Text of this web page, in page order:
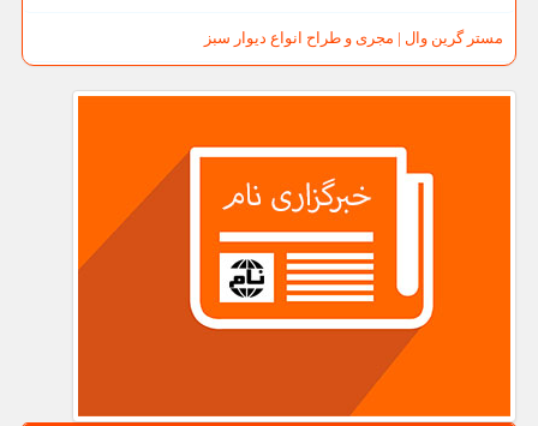
مستر گرین وال | مجری و طراح انواع دیوار سبز